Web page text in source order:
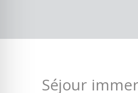
Séjour